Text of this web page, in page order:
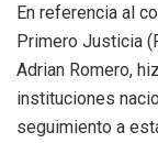
En referencia al
Primero Justicia
Adrian Romero,
instituciones
seguimiento a